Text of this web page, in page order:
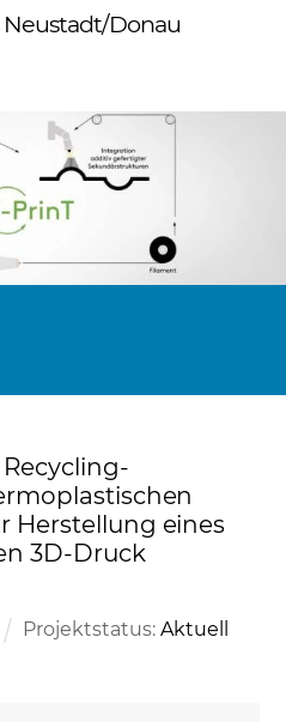
Donau
Herstellung eines
3D-Druck
Projektstatus:Aktuell